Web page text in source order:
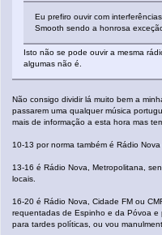
Eu prefiro ouvir com
Smooth sendo a honrosa
Isto não se pode ouvir a mesma
algumas não é.
Não consigo dividir lá muito bem a
passarem uma qualquer música
mais de informação a esta hora mas
10-13 por norma também é Rádio
13-16 é Rádio Nova, Metropolitana,
locais.
16-20 é Rádio Nova, Cidade FM ou
requentadas de Espinho e da Póvoa e
para tardes políticas, ou vou